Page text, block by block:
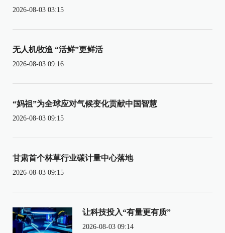
2026-08-03 03:15
无人机牧渔 “活鲜”更鲜活
2026-08-03 09:16
“妈祖”为全球应对气候变化贡献中国智慧
2026-08-03 09:15
甘肃首个林草行业碳计量中心落地
2026-08-03 09:15
让科技投入“有量更有质”
2026-08-03 09:14